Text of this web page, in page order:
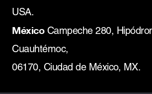
USA.
MéxicoCampeche 280,
Cuauhtémoc,
06170, Ciudad de México, MX.